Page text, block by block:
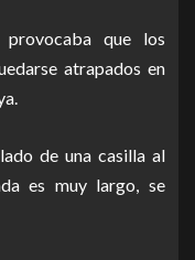
que los
atrapados en
de una casilla al
es muy largo, se